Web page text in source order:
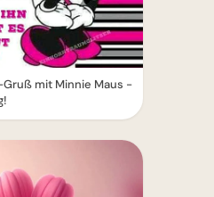
mit Minnie Maus -